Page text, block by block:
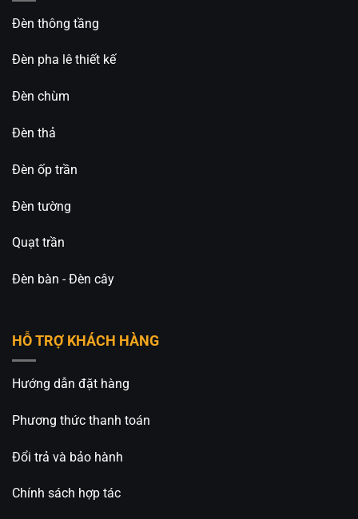
Đèn thông tầng
Đèn pha lê thiết kế
Đèn chùm
Đèn thả
Đèn ốp trần
Đèn tường
Quạt trần
Đèn bàn - Đèn cây
HỖ TRỢ KHÁCH HÀNG
Hướng dẫn đặt hàng
Phương thức thanh toán
Đổi trả và bảo hành
Chính sách hợp tác